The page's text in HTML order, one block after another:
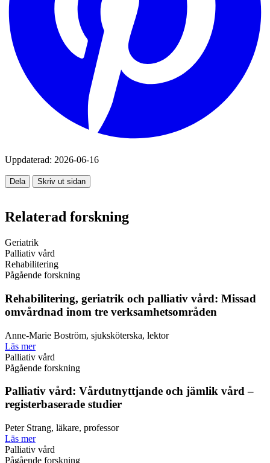
Uppdaterad: 2026-06-16
Dela Skriv ut sidan
Relaterad forskning
Geriatrik
Palliativ vård
Rehabilitering
Pågående forskning
Rehabilitering, geriatrik och palliativ vård: Missad
omvårdnad inom tre verksamhetsområden
Anne-Marie Boström, sjuksköterska, lektor
Läs mer
Palliativ vård
Pågående forskning
Palliativ vård: Vårdutnyttjande och jämlik vård –
registerbaserade studier
Peter Strang, läkare, professor
Läs mer
Palliativ vård
Pågående forskning